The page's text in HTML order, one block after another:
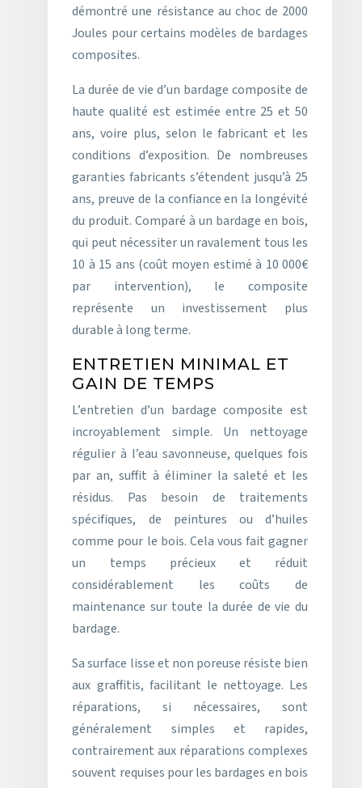
démontré une résistance au choc de 2000
Joules pour certains modèles de bardages
composites.
La durée de vie d’un bardage composite de
haute qualité est estimée entre 25 et 50
ans, voire plus, selon le fabricant et les
conditions d’exposition. De nombreuses
garanties fabricants s’étendent jusqu’à 25
ans, preuve de la confiance en la longévité
du produit. Comparé à un bardage en bois,
qui peut nécessiter un ravalement tous les
10 à 15 ans (coût moyen estimé à 10 000€
par intervention), le composite
représente un investissement plus
durable à long terme.
ENTRETIEN MINIMAL ET
GAIN DE TEMPS
L’entretien d’un bardage composite est
incroyablement simple. Un nettoyage
régulier à l’eau savonneuse, quelques fois
par an, suffit à éliminer la saleté et les
résidus. Pas besoin de traitements
spécifiques, de peintures ou d’huiles
comme pour le bois. Cela vous fait gagner
un temps précieux et réduit
considérablement les coûts de
maintenance sur toute la durée de vie du
bardage.
Sa surface lisse et non poreuse résiste bien
aux graffitis, facilitant le nettoyage. Les
réparations, si nécessaires, sont
généralement simples et rapides,
contrairement aux réparations complexes
souvent requises pour les bardages en bois